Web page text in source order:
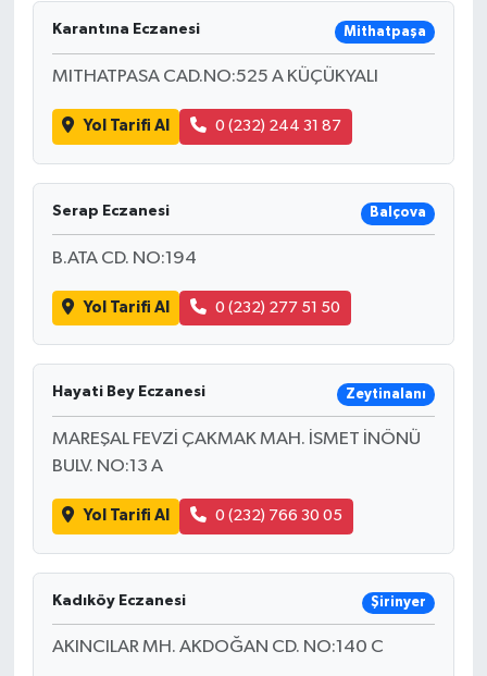
Karantına Eczanesi Mithatpaşa
MITHATPASA CAD.NO:525 A KÜÇÜKYALI
Yol Tarifi Al 0 (232) 244 31 87
Serap Eczanesi Balçova
B.ATA CD. NO:194
Yol Tarifi Al 0 (232) 277 51 50
Hayati Bey Eczanesi Zeytinalanı
MAREŞAL FEVZİ ÇAKMAK MAH. İSMET İNÖNÜ
BULV. NO:13 A
Yol Tarifi Al 0 (232) 766 30 05
Kadıköy Eczanesi Şirinyer
AKINCILAR MH. AKDOĞAN CD. NO:140 C